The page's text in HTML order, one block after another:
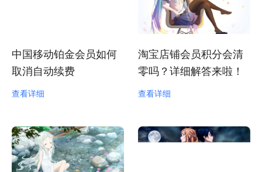
中国移动铂金会员如何
取消自动续费
查看详细
淘宝店铺会员积分会清
零吗？详细解答来啦！
查看详细